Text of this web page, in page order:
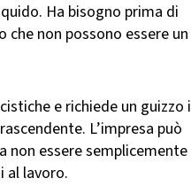
Ha bisogno prima di
non possono essere un
e richiede un guizzo
L’impresa può
non essere semplicemente
al lavoro.